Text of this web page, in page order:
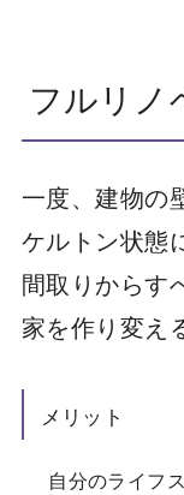
フルリノ
一度、建物の
ケルトン状態
間取りからす
家を作り変え
メリット
自分のライフ